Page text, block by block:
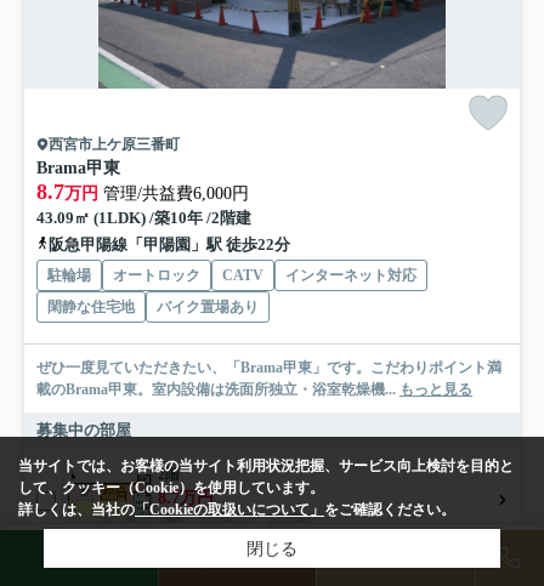
物件検索
西宮市上ケ原三番町
Brama甲東
8.7万円 管理/共益費6,000円
43.09㎡ (1LDK) /築10年 /2階建
阪急甲陽線「甲陽園」駅 徒歩22分
駐輪場 オートロック CATV
インターネット対応
閑静な住宅地
バイク置場あり
ぜひ一度見ていただきたい、「Brama甲東」です。こだわりポイント満
載のBrama甲東。室内設備は洗面所独立・浴室乾燥機... もっと見る
募集中の部屋
2階
8.7万円
当サイトでは、お客様の当サイト利用状況把握、サービス向上検討を目的と
して、クッキー（Cookie）を使用しています。
詳しくは、当社の 「Cookieの取扱いについて」 をご確認ください。
閉じる